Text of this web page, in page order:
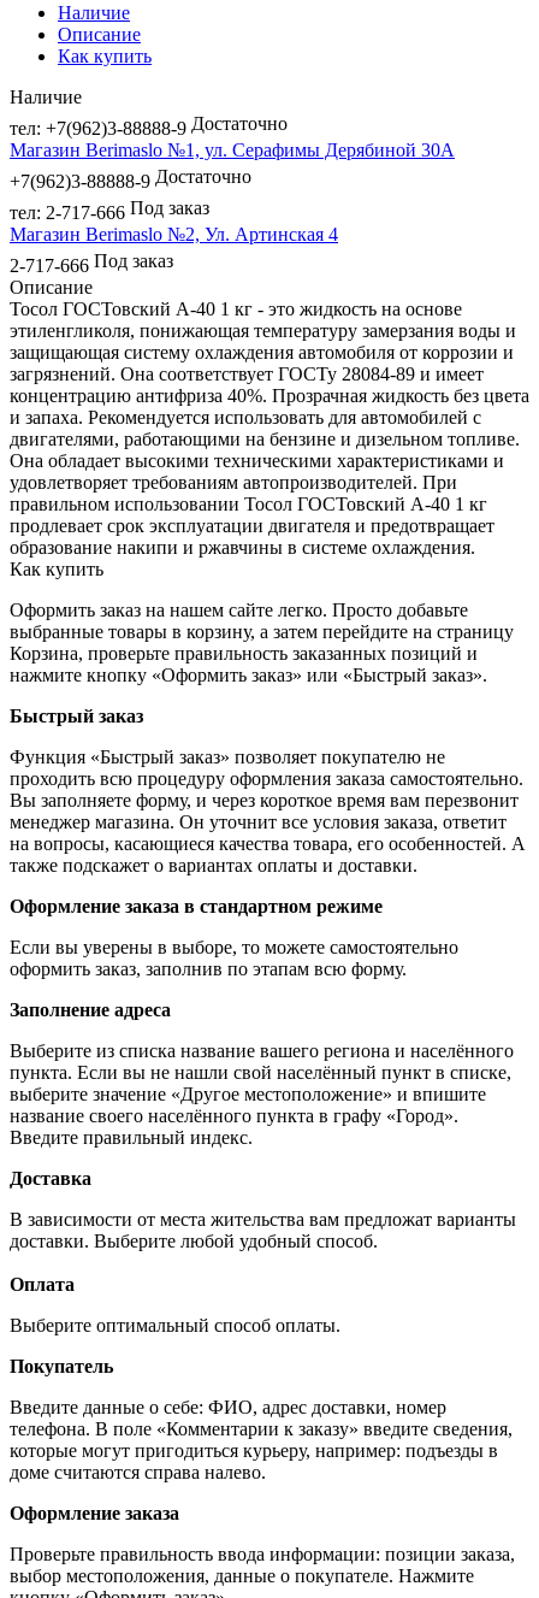
Наличие
Описание
Как купить
Наличие
тел: +7(962)3-88888-9 Достаточно
Магазин Berimaslo №1, ул. Серафимы Дерябиной 30А
+7(962)3-88888-9 Достаточно
тел: 2-717-666 Под заказ
Магазин Berimaslo №2, Ул. Артинская 4
2-717-666 Под заказ
Описание
Тосол ГОСТовский А-40 1 кг - это жидкость на основе
этиленгликоля, понижающая температуру замерзания воды и
защищающая систему охлаждения автомобиля от коррозии и
загрязнений. Она соответствует ГОСТу 28084-89 и имеет
концентрацию антифриза 40%. Прозрачная жидкость без цвета
и запаха. Рекомендуется использовать для автомобилей с
двигателями, работающими на бензине и дизельном топливе.
Она обладает высокими техническими характеристиками и
удовлетворяет требованиям автопроизводителей. При
правильном использовании Тосол ГОСТовский А-40 1 кг
продлевает срок эксплуатации двигателя и предотвращает
образование накипи и ржавчины в системе охлаждения.
Как купить
Оформить заказ на нашем сайте легко. Просто добавьте
выбранные товары в корзину, а затем перейдите на страницу
Корзина, проверьте правильность заказанных позиций и
нажмите кнопку «Оформить заказ» или «Быстрый заказ».
Быстрый заказ
Функция «Быстрый заказ» позволяет покупателю не
проходить всю процедуру оформления заказа самостоятельно.
Вы заполняете форму, и через короткое время вам перезвонит
менеджер магазина. Он уточнит все условия заказа, ответит
на вопросы, касающиеся качества товара, его особенностей. А
также подскажет о вариантах оплаты и доставки.
Оформление заказа в стандартном режиме
Если вы уверены в выборе, то можете самостоятельно
оформить заказ, заполнив по этапам всю форму.
Заполнение адреса
Выберите из списка название вашего региона и населённого
пункта. Если вы не нашли свой населённый пункт в списке,
выберите значение «Другое местоположение» и впишите
название своего населённого пункта в графу «Город».
Введите правильный индекс.
Доставка
В зависимости от места жительства вам предложат варианты
доставки. Выберите любой удобный способ.
Оплата
Выберите оптимальный способ оплаты.
Покупатель
Введите данные о себе: ФИО, адрес доставки, номер
телефона. В поле «Комментарии к заказу» введите сведения,
которые могут пригодиться курьеру, например: подъезды в
доме считаются справа налево.
Оформление заказа
Проверьте правильность ввода информации: позиции заказа,
выбор местоположения, данные о покупателе. Нажмите